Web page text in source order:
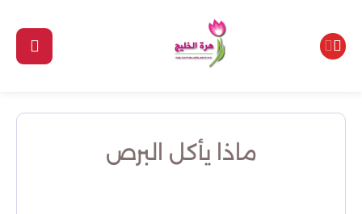
ماذا يأكل البرص